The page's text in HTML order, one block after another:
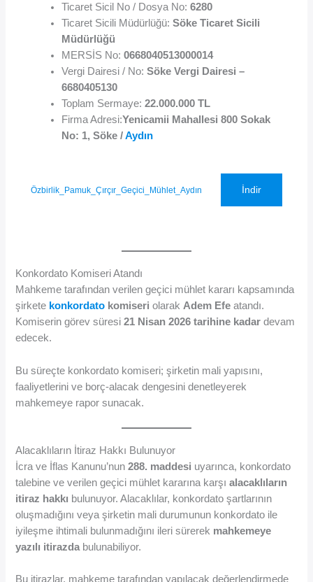
Ticaret Sicil No / Dosya No:6280
Ticaret Sicili Müdürlüğü:Söke Ticaret Sicili
Müdürlüğü
MERSİS No:0668040513000014
Vergi Dairesi / No:Söke Vergi Dairesi –
6680405130
Toplam Sermaye:22.000.000 TL
Firma Adresi:Yenicamii Mahallesi 800 Sokak
No: 1, Söke /Aydın
Özbirlik_Pamuk_Çırçır_Geçici_Mühlet_Aydın İndir
Konkordato Komiseri Atandı
Mahkeme tarafından verilen geçici mühlet kararı kapsamında
şirkete konkordato komiseri olarakAdem Efe atandı.
Komiserin görev süresi21 Nisan 2026 tarihine kadar devam
edecek.
Bu süreçte konkordato komiseri; şirketin mali yapısını,
faaliyetlerini ve borç-alacak dengesini denetleyerek
mahkemeye rapor sunacak.
Alacaklıların İtiraz Hakkı Bulunuyor
İcra ve İflas Kanunu’nun288. maddesi uyarınca, konkordato
talebine ve verilen geçici mühlet kararına karşıalacaklıların
itiraz hakkı bulunuyor. Alacaklılar, konkordato şartlarının
oluşmadığını veya şirketin mali durumunun konkordato ile
iyileşme ihtimali bulunmadığını ileri sürerek mahkemeye
yazılı itirazda bulunabiliyor.
Bu itirazlar, mahkeme tarafından yapılacak değerlendirmede